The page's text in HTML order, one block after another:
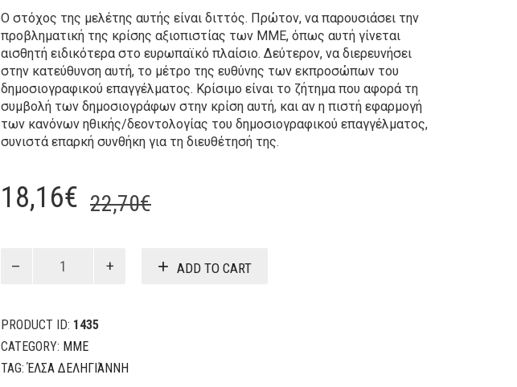
Ο στόχος της μελέτης αυτής είναι διττός. Πρώτον, να παρουσιάσει την
προβληματική της κρίσης αξιοπιστίας των ΜΜΕ, όπως αυτή γίνεται
αισθητή ειδικότερα στο ευρωπαϊκό πλαίσιο. Δεύτερον, να διερευνήσει
στην κατεύθυνση αυτή, το μέτρο της ευθύνης των εκπροσώπων του
δημοσιογραφικού επαγγέλματος. Κρίσιμο είναι το ζήτημα που αφορά τη
συμβολή των δημοσιογράφων στην κρίση αυτή, και αν η πιστή εφαρμογή
των κανόνων ηθικής/δεοντολογίας του δημοσιογραφικού επαγγέλματος,
συνιστά επαρκή συνθήκη για τη διευθέτησή της.
22,70€Original
was:
22,70€.
18,16€
Current
is:
18,16€.
Δεοντολογία
quantity
ADD TO CART
PRODUCT ID: 1435
CATEGORY: ΜΜΕ
TAG:ΈΛΣΑ ΔΕΛΗΓΙΆΝΝΗ